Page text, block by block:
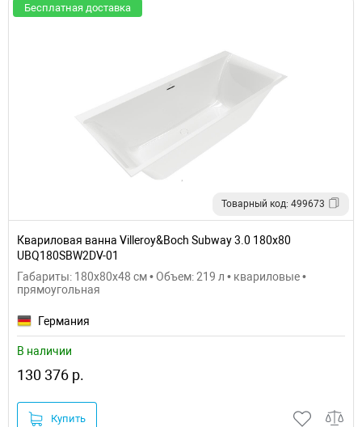
Бесплатная доставка
Товарный код: 499673
Квариловая ванна Villeroy&Boch Subway 3.0 180x80
UBQ180SBW2DV-01
Габариты: 180x80x48 см • Объем: 219 л • квариловые •
прямоугольная
Германия
В наличии
130 376 р.
Купить